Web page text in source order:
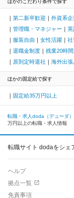
ほかのこだわり条件で探す
第二新卒歓迎 外資系企
管理職・マネジャー
英
服装自由
女性活躍 社
退職金制度
残業20時
原則定時退社
海外出張
ほかの固定給で探す
固定給35万円以上
転職・求人doda（デューダ
万円以上の転職・求人情報
転職サイト dodaをシェ
ヘルプ
拠点一覧
免責事項